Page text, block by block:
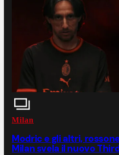
Milan
Modric e gli altri,
Milan svela il nuovo